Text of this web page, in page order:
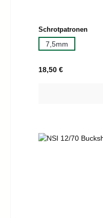
Schrotpatronen
7,5mm
Regulärer Preis:
18,50 €